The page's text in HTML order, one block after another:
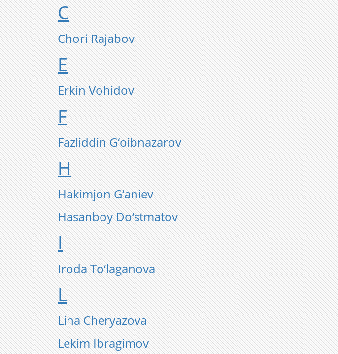
C
Chori Rajabov
E
Erkin Vohidov
F
Fazliddin G‘oibnazarov
H
Hakimjon G‘aniev
Hasanboy Do‘stmatov
I
Iroda To‘laganova
L
Lina Cheryazova
Lekim Ibragimov